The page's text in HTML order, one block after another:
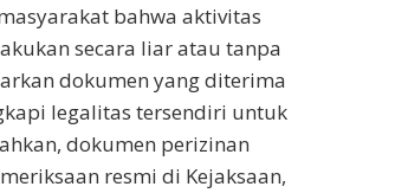
bahwa aktivitas
secara liar atau tanpa
dokumen yang diterima
legalitas tersendiri untuk
dokumen perizinan
resmi di Kejaksaan,